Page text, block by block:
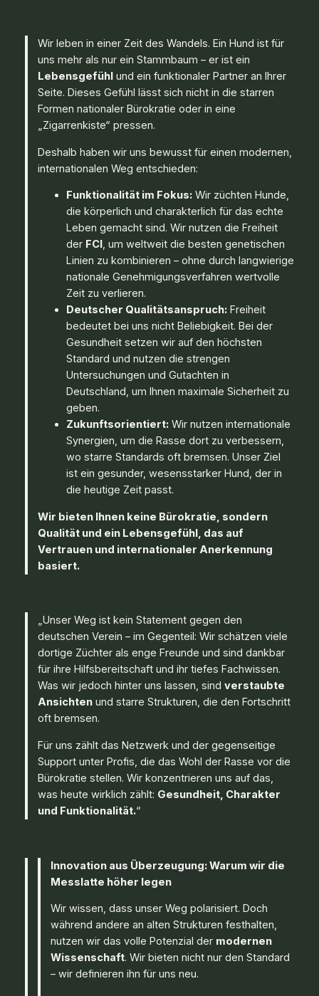
Wir leben in einer Zeit des Wandels. Ein Hund ist für
uns mehr als nur ein Stammbaum – er ist ein
Lebensgefühl und ein funktionaler Partner an Ihrer
Seite. Dieses Gefühl lässt sich nicht in die starren
Formen nationaler Bürokratie oder in eine
„Zigarrenkiste“ pressen.
Deshalb haben wir uns bewusst für einen modernen,
internationalen Weg entschieden:
Funktionalität im Fokus: Wir züchten Hunde,
die körperlich und charakterlich für das echte
Leben gemacht sind. Wir nutzen die Freiheit
der FCI, um weltweit die besten genetischen
Linien zu kombinieren – ohne durch langwierige
nationale Genehmigungsverfahren wertvolle
Zeit zu verlieren.
Deutscher Qualitätsanspruch: Freiheit
bedeutet bei uns nicht Beliebigkeit. Bei der
Gesundheit setzen wir auf den höchsten
Standard und nutzen die strengen
Untersuchungen und Gutachten in
Deutschland, um Ihnen maximale Sicherheit zu
geben.
Zukunftsorientiert: Wir nutzen internationale
Synergien, um die Rasse dort zu verbessern,
wo starre Standards oft bremsen. Unser Ziel
ist ein gesunder, wesensstarker Hund, der in
die heutige Zeit passt.
Wir bieten Ihnen keine Bürokratie, sondern
Qualität und ein Lebensgefühl, das auf
Vertrauen und internationaler Anerkennung
basiert.
„Unser Weg ist kein Statement gegen den
deutschen Verein – im Gegenteil: Wir schätzen viele
dortige Züchter als enge Freunde und sind dankbar
für ihre Hilfsbereitschaft und ihr tiefes Fachwissen.
Was wir jedoch hinter uns lassen, sindverstaubte
Ansichten und starre Strukturen, die den Fortschritt
oft bremsen.
Für uns zählt das Netzwerk und der gegenseitige
Support unter Profis, die das Wohl der Rasse vor die
Bürokratie stellen. Wir konzentrieren uns auf das,
was heute wirklich zählt: Gesundheit, Charakter
und Funktionalität.“
Innovation aus Überzeugung: Warum wir die
Messlatte höher legen
Wir wissen, dass unser Weg polarisiert. Doch
während andere an alten Strukturen festhalten,
nutzen wir das volle Potenzial der modernen
Wissenschaft. Wir bieten nicht nur den Standard
– wir definieren ihn für uns neu.